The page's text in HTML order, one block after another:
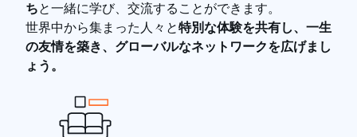
ちと一緒に学び、交流することができます。
世界中から集まった人々と特別な体験を共有し、一生
の友情を築き、グローバルなネットワークを広げまし
ょう。